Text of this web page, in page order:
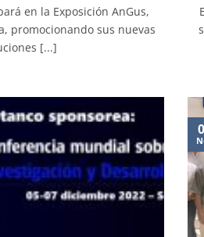
en la Exposición AnGus,
promocionando sus nuevas
[...]